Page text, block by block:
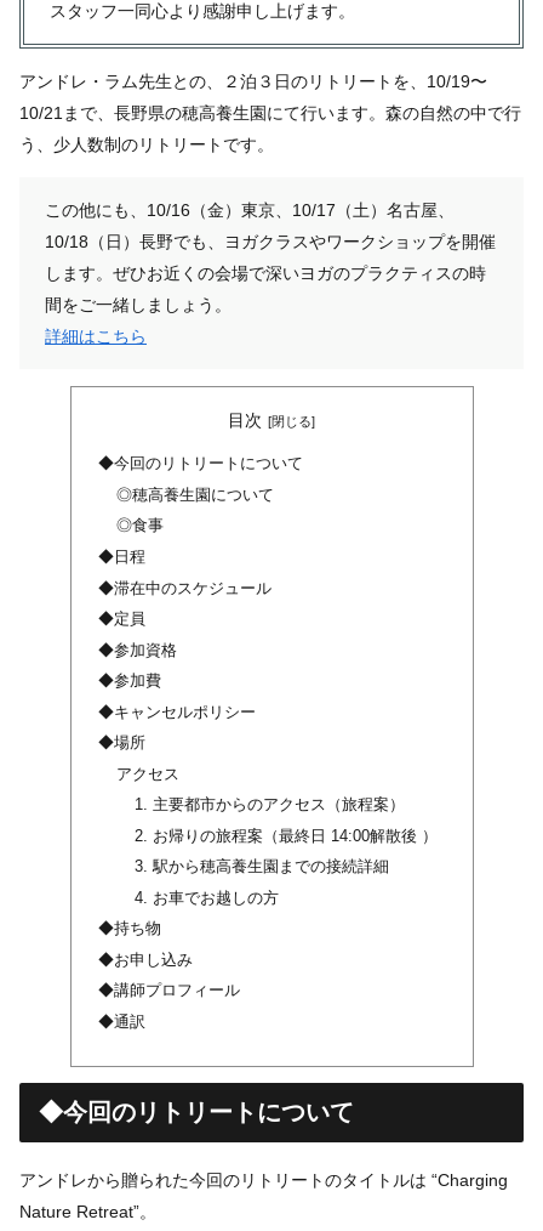
スタッフ一同心より感謝申し上げます。
アンドレ・ラム先生との、２泊３日のリトリートを、10/19〜
10/21まで、長野県の穂高養生園にて行います。森の自然の中で行
う、少人数制のリトリートです。
この他にも、10/16（金）東京、10/17（土）名古屋、
10/18（日）長野でも、ヨガクラスやワークショップを開催
します。ぜひお近くの会場で深いヨガのプラクティスの時
間をご一緒しましょう。
詳細はこちら
目次
◆今回のリトリートについて
◎穂高養生園について
◎食事
◆日程
◆滞在中のスケジュール
◆定員
◆参加資格
◆参加費
◆キャンセルポリシー
◆場所
アクセス
1. 主要都市からのアクセス（旅程案）
2. お帰りの旅程案（最終日 14:00解散後 ）
3. 駅から穂高養生園までの接続詳細
4. お車でお越しの方
◆持ち物
◆お申し込み
◆講師プロフィール
◆通訳
◆今回のリトリートについて
アンドレから贈られた今回のリトリートのタイトルは “Charging
Nature Retreat”。